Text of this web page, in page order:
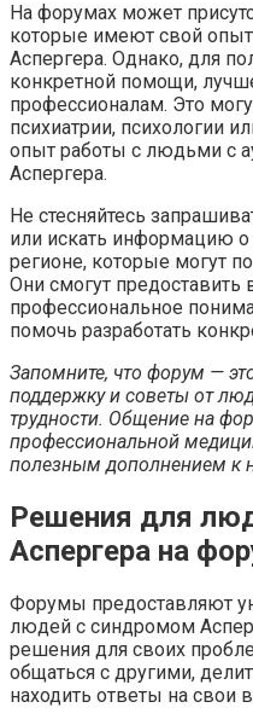
На форумах может
которые имеют свой
Аспергера. Однако, для
конкретной помощи,
профессионалам. Это
психиатрии, психологии
опыт работы с людьми с
Аспергера.
Не стесняйтесь
или искать информацию
регионе, которые могут
Они смогут
профессиональное
помочь разработать
Запомните, что форум —
поддержку и советы от
трудности. Общение на
профессиональной
полезным дополнением к
Решения для
Аспергера на
Форумы предоставляют
людей с синдромом
решения для своих
общаться с другими,
находить ответы на свои